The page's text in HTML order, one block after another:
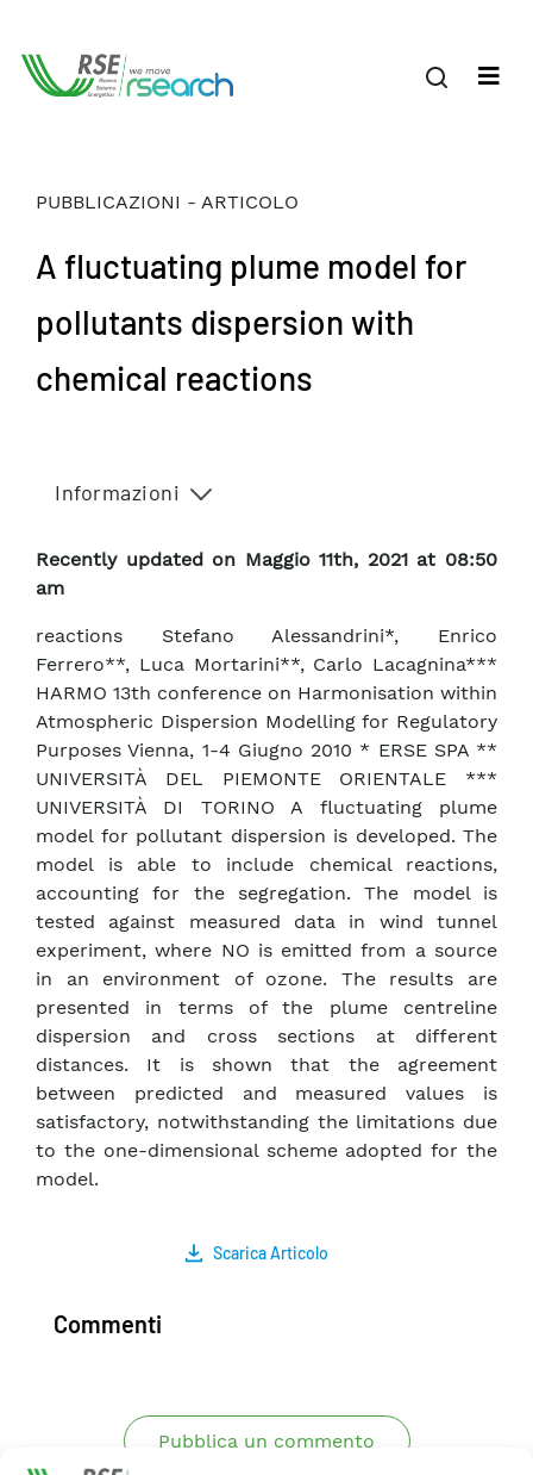
PUBBLICAZIONI - ARTICOLO
A fluctuating plume model for
pollutants dispersion with
chemical reactions
Informazioni
Recently updated on Maggio 11th, 2021 at 08:50
am
reactions Stefano Alessandrini*, Enrico
Ferrero**, Luca Mortarini**, Carlo Lacagnina***
HARMO 13th conference on Harmonisation within
Atmospheric Dispersion Modelling for Regulatory
Purposes Vienna, 1-4 Giugno 2010 * ERSE SPA **
UNIVERSITÀ DEL PIEMONTE ORIENTALE ***
UNIVERSITÀ DI TORINO A fluctuating plume
model for pollutant dispersion is developed. The
model is able to include chemical reactions,
accounting for the segregation. The model is
tested against measured data in wind tunnel
experiment, where NO is emitted from a source
in an environment of ozone. The results are
presented in terms of the plume centreline
dispersion and cross sections at different
distances. It is shown that the agreement
between predicted and measured values is
satisfactory, notwithstanding the limitations due
to the one-dimensional scheme adopted for the
model.
Scarica Articolo
Commenti
Pubblica un commento